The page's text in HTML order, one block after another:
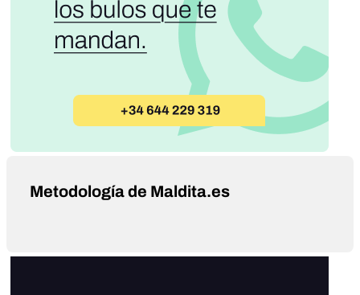
Metodología de Maldita.es